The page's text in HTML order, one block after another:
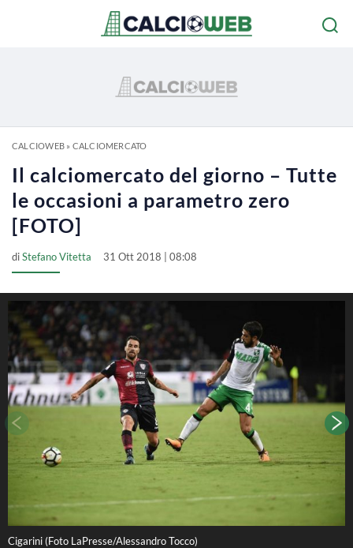
CALCIOWEB» CALCIOMERCATO
Il calciomercato del giorno – Tutte
le occasioni a parametro zero
[FOTO]
diStefano Vitetta 31 Ott 2018 | 08:08
Cigarini (Foto LaPresse/Alessandro Tocco)